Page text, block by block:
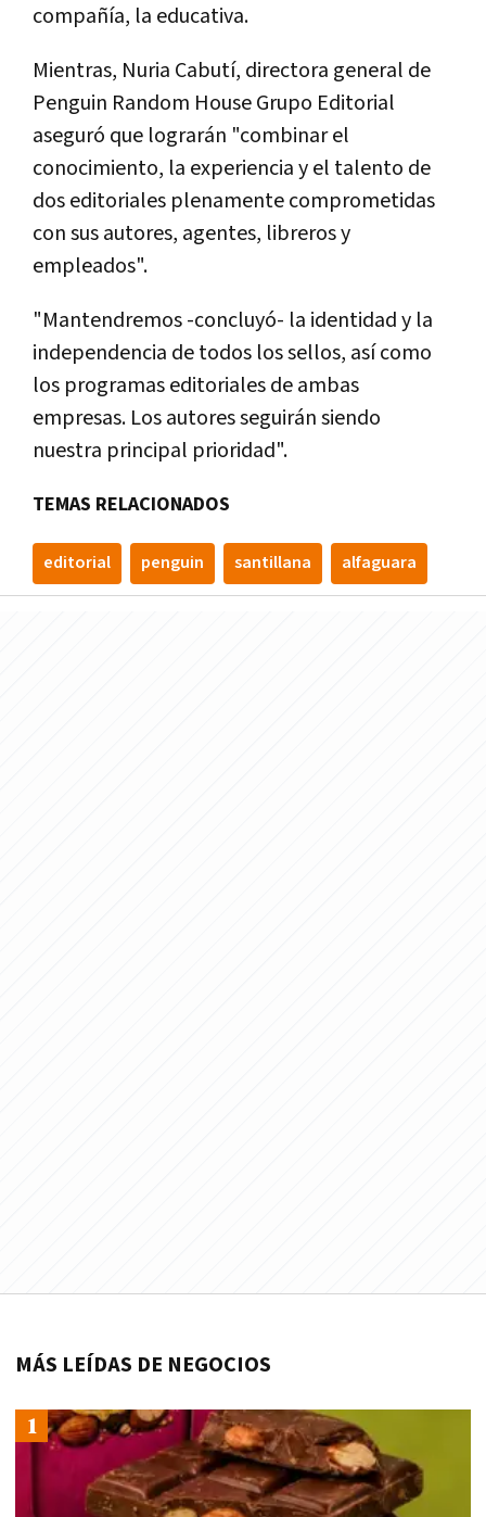
compañía, la educativa.
Mientras, Nuria Cabutí, directora general de
Penguin Random House Grupo Editorial
aseguró que lograrán "combinar el
conocimiento, la experiencia y el talento de
dos editoriales plenamente comprometidas
con sus autores, agentes, libreros y
empleados".
"Mantendremos -concluyó- la identidad y la
independencia de todos los sellos, así como
los programas editoriales de ambas
empresas. Los autores seguirán siendo
nuestra principal prioridad".
TEMAS RELACIONADOS
editorial penguin santillana alfaguara
MÁS LEÍDAS DE NEGOCIOS